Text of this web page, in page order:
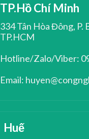
TP.Hồ Chí Minh
334 Tân Hòa Đông, P.
TP.HCM
Hotline/Zalo/Viber:
Email:
Huế